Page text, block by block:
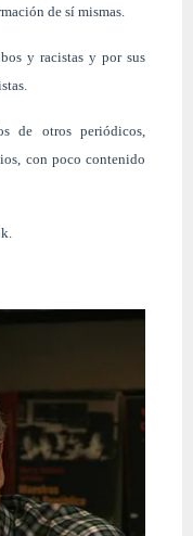
de sí mismas.
y racistas y por sus
de otros periódicos,
con poco contenido